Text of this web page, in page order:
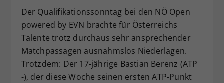
Der Qualifikationssonntag bei den NÖ Open
powered by EVN brachte für Österreichs
Talente trotz durchaus sehr ansprechender
Matchpassagen ausnahmslos Niederlagen.
Trotzdem: Der 17-jährige Bastian Berenz (ATP
-), der diese Woche seinen ersten ATP-Punkt